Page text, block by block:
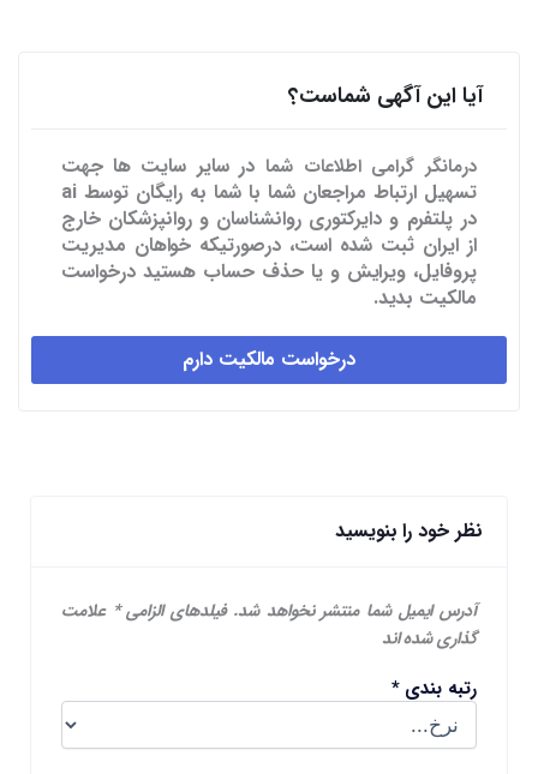
آیا این آگهی شماست؟
درمانگر گرامی اطلاعات شما در سایر سایت ها جهت
تسهیل ارتباط مراجعان شما با شما به رایگان توسط ai
در پلتفرم و دایرکتوری روانشناسان و روانپزشکان خارج
از ایران ثبت شده است، درصورتیکه خواهان مدیریت
پروفایل، ویرایش و یا حذف حساب هستید درخواست
مالکیت بدید.
درخواست مالکیت دارم
نظر خود را بنویسید
آدرس ایمیل شما منتشر نخواهد شد. فیلدهای الزامی* علامت
گذاری شده اند
رتبه بندی*